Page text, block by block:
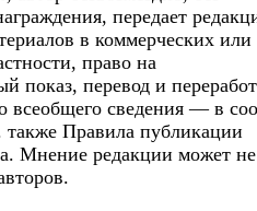
передает
в коммерческих или
право на
показ, перевод и
всеобщего сведения — в
Правила публикации
Мнение редакции может не